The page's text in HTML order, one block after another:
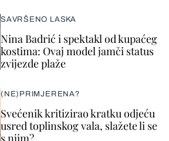
SAVRŠENO LASKA
Nina Badrić i spektakl od kupaćeg
kostima: Ovaj model jamči status
zvijezde plaže
(NE)PRIMJERENA?
Svećenik kritizirao kratku odjeću
usred toplinskog vala, slažete li se
s njim?